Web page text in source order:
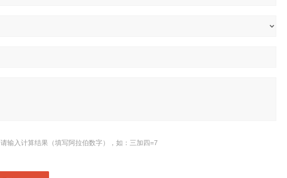
请输入计算结果（填写阿拉伯数字），如：三加四=7